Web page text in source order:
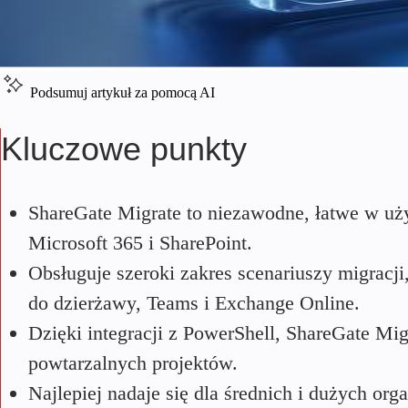
Podsumuj artykuł za pomocą AI
Kluczowe punkty
ShareGate Migrate to niezawodne, łatwe w
Microsoft 365 i SharePoint.
Obsługuje szeroki zakres scenariuszy
do dzierżawy, Teams i Exchange Online.
Dzięki integracji z PowerShell, ShareGate
powtarzalnych projektów.
Najlepiej nadaje się dla średnich i dużych